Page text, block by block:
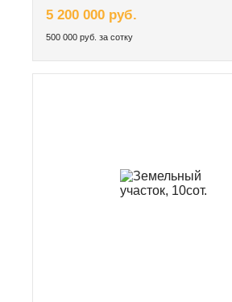
5 200 000 руб.
500 000 руб. за сотку